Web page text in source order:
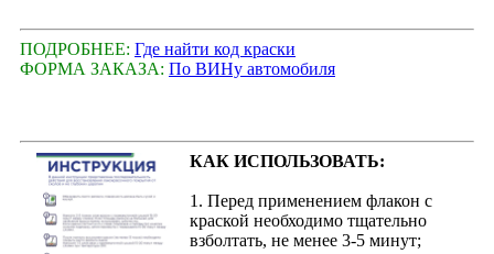
ПОДРОБНЕЕ: Где найти код краски
ФОРМА ЗАКАЗА: По ВИНу автомобиля
КАК ИСПОЛЬЗОВАТЬ:
1. Перед применением флакон с
краской необходимо тщательно
взболтать, не менее 3-5 минут;